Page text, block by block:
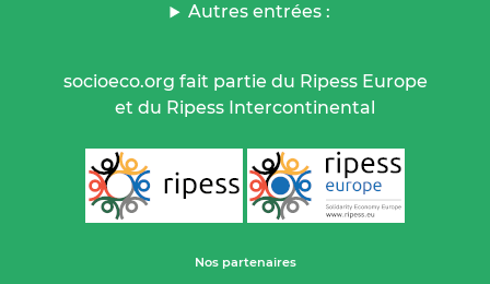
Autres entrées :
socioeco.org fait partie du Ripess Europe
et du Ripess Intercontinental
Nos partenaires